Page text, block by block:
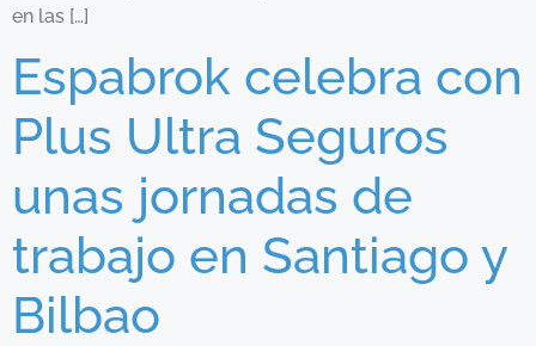
en las […]
Espabrok celebra con
Plus Ultra Seguros
unas jornadas de
trabajo en Santiago y
Bilbao